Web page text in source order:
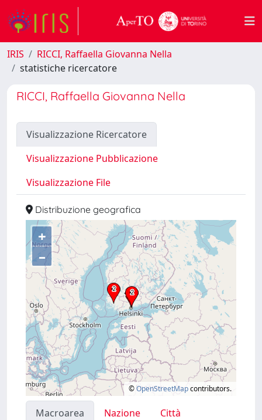
IRIS
RICCI, Raffaella Giovanna Nella
statistiche ricercatore
RICCI, Raffaella Giovanna Nella
Visualizzazione Ricercatore
Visualizzazione Pubblicazione
Visualizzazione File
Distribuzione geografica
+
–
©OpenStreetMapcontributors.
Macroarea Nazione
Città